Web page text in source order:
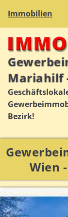
Immobilien
Mariahilf
Bezirk!
Wien